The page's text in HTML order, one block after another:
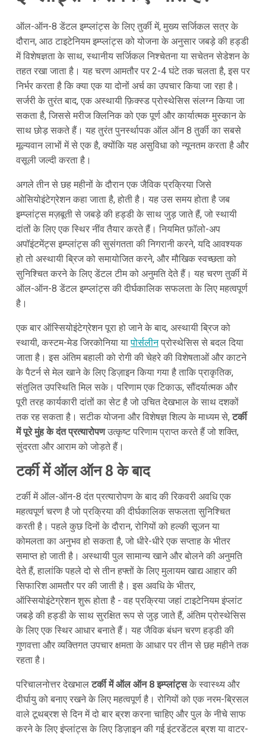
ऑल-ऑन-8 डेंटल इम्प्लांट्स के लिए तुर्की में, मुख्य सर्जिकल सत्र के
दौरान, आठ टाइटेनियम इम्प्लांट्स को योजना के अनुसार जबड़े की हड्डी
में विशेषज्ञता के साथ, स्थानीय सर्जिकल निश्चेतना या सचेतन सेडेशन के
तहत रखा जाता है। यह चरण आमतौर पर 2-4 घंटे तक चलता है, इस पर
निर्भर करता है कि क्या एक या दोनों अर्च का उपचार किया जा रहा है।
सर्जरी के तुरंत बाद, एक अस्थायी फ़िक्स्ड प्रोस्थेसिस संलग्न किया जा
सकता है, जिससे मरीज क्लिनिक को एक पूर्ण और कार्यात्मक मुस्कान के
साथ छोड़ सकते हैं। यह तुरंत पुनर्स्थापक ऑल ऑन 8 तुर्की का सबसे
मूल्यवान लाभों में से एक है, क्योंकि यह असुविधा को न्यूनतम करता है और
वसूली जल्दी करता है।
अगले तीन से छह महीनों के दौरान एक जैविक प्रक्रिया जिसे
ओसियोइंटेग्रेशन कहा जाता है, होती है। यह उस समय होता है जब
इम्प्लांट्स मज़बूती से जबड़े की हड्डी के साथ जुड़ जाते हैं, जो स्थायी
दांतों के लिए एक स्थिर नींव तैयार करते हैं। नियमित फ़ॉलो-अप
अपॉइंटमेंट्स इम्प्लांट्स की सुसंगतता की निगरानी करने, यदि आवश्यक
हो तो अस्थायी ब्रिज को समायोजित करने, और मौखिक स्वच्छता को
सुनिश्चित करने के लिए डेंटल टीम को अनुमति देते हैं। यह चरण तुर्की में
ऑल-ऑन-8 डेंटल इम्प्लांट्स की दीर्घकालिक सफलता के लिए महत्वपूर्ण
है।
एक बार ऑस्सियोइंटेग्रेशन पूरा हो जाने के बाद, अस्थायी ब्रिज को
स्थायी, कस्टम-मेड जिरकोनिया यापोर्सलीनप्रोस्थेसिस से बदल दिया
जाता है। इस अंतिम बहाली को रोगी की चेहरे की विशेषताओं और काटने
के पैटर्न से मेल खाने के लिए डिज़ाइन किया गया है ताकि प्राकृतिक,
संतुलित उपस्थिति मिल सके। परिणाम एक टिकाऊ, सौंदर्यात्मक और
पूरी तरह कार्यकारी दांतों का सेट है जो उचित देखभाल के साथ दशकों
तक रह सकता है। सटीक योजना और विशेषज्ञ शिल्प के माध्यम से,टर्की
में पूरे मुंह के दंत प्रत्यारोपणउत्कृष्ट परिणाम प्राप्त करते हैं जो शक्ति,
सुंदरता और आराम को जोड़ते हैं।
टर्की में ऑल ऑन 8 के बाद
टर्की में ऑल-ऑन-8 दंत प्रत्यारोपण के बाद की रिकवरी अवधि एक
महत्वपूर्ण चरण है जो प्रक्रिया की दीर्घकालिक सफलता सुनिश्चित
करती है। पहले कुछ दिनों के दौरान, रोगियों को हल्की सूजन या
कोमलता का अनुभव हो सकता है, जो धीरे-धीरे एक सप्ताह के भीतर
समाप्त हो जाती है। अस्थायी पुल सामान्य खाने और बोलने की अनुमति
देते हैं, हालांकि पहले दो से तीन हफ्तों के लिए मुलायम खाद्य आहार की
सिफारिश आमतौर पर की जाती है। इस अवधि के भीतर,
ऑस्सियोइंटेग्रेशन शुरू होता है - वह प्रक्रिया जहां टाइटेनियम इंप्लांट
जबड़े की हड्डी के साथ सुरक्षित रूप से जुड़ जाते हैं, अंतिम प्रोस्थेसिस
के लिए एक स्थिर आधार बनाते हैं। यह जैविक बंधन चरण हड्डी की
गुणवत्ता और व्यक्तिगत उपचार क्षमता के आधार पर तीन से छह महीने तक
रहता है।
परिचालनोत्तर देखभालटर्की में ऑल ऑन 8 इम्प्लांट्सके स्वास्थ्य और
दीर्घायु को बनाए रखने के लिए महत्वपूर्ण है। रोगियों को एक नरम-ब्रिसल
वाले टूथब्रश से दिन में दो बार ब्रश करना चाहिए और पुल के नीचे साफ
करने के लिए इंप्लांट्स के लिए डिज़ाइन की गई इंटरडेंटल ब्रश या वाटर-